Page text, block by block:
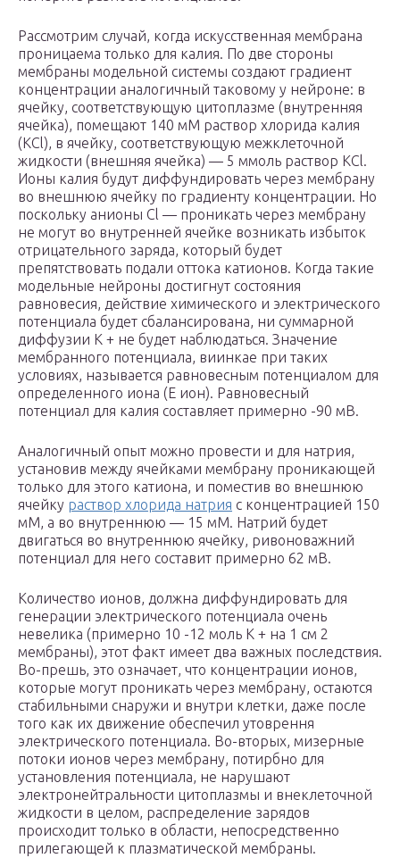
Рассмотрим случай, когда искусственная мембрана
проницаема только для калия. По две стороны
мембраны модельной системы создают градиент
концентрации аналогичный таковому у нейроне: в
ячейку, соответствующую цитоплазме (внутренняя
ячейка), помещают 140 мМ раствор хлорида калия
(KCl), в ячейку, соответствующую межклеточной
жидкости (внешняя ячейка) — 5 ммоль раствор KCl.
Ионы калия будут диффундировать через мембрану
во внешнюю ячейку по градиенту концентрации. Но
поскольку анионы Cl — проникать через мембрану
не могут во внутренней ячейке возникать избыток
отрицательного заряда, который будет
препятствовать подали оттока катионов. Когда такие
модельные нейроны достигнут состояния
равновесия, действие химического и электрического
потенциала будет сбалансирована, ни суммарной
диффузии К + не будет наблюдаться. Значение
мембранного потенциала, виинкае при таких
условиях, называется равновесным потенциалом для
определенного иона (Е ион). Равновесный
потенциал для калия составляет примерно -90 мВ.
Аналогичный опыт можно провести и для натрия,
установив между ячейками мембрану проникающей
только для этого катиона, и поместив во внешнюю
ячейку раствор хлорида натрия с концентрацией 150
мМ, а во внутреннюю — 15 мМ. Натрий будет
двигаться во внутреннюю ячейку, ривоноважний
потенциал для него составит примерно 62 мВ.
Количество ионов, должна диффундировать для
генерации электрического потенциала очень
невелика (примерно 10 -12 моль К + на 1 см 2
мембраны), этот факт имеет два важных последствия.
Во-прешь, это означает, что концентрации ионов,
которые могут проникать через мембрану, остаются
стабильными снаружи и внутри клетки, даже после
того как их движение обеспечил утоврення
электрического потенциала. Во-вторых, мизерные
потоки ионов через мембрану, потирбно для
установления потенциала, не нарушают
электронейтральности цитоплазмы и внеклеточной
жидкости в целом, распределение зарядов
происходит только в области, непосредственно
прилегающей к плазматической мембраны.